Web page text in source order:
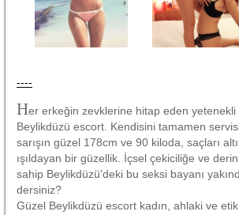
----
Her erkeğin zevklerine hitap eden yetenekli
Beylikdüzü escort. Kendisini tamamen
sarışın güzel 178cm ve 90 kiloda, saçları
ışıldayan bir güzellik. İçsel çekiciliğe ve derin
sahip Beylikdüzü'deki bu seksi bayanı
dersiniz?
Güzel Beylikdüzü escort kadın, ahlaki ve